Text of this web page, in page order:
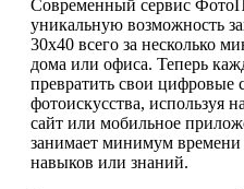
Современный сервис
уникальную возможность
30х40 всего за несколько
дома или офиса. Теперь
превратить свои
фотоискусства, используя
сайт или мобильное
занимает минимум времени
навыков или знаний.